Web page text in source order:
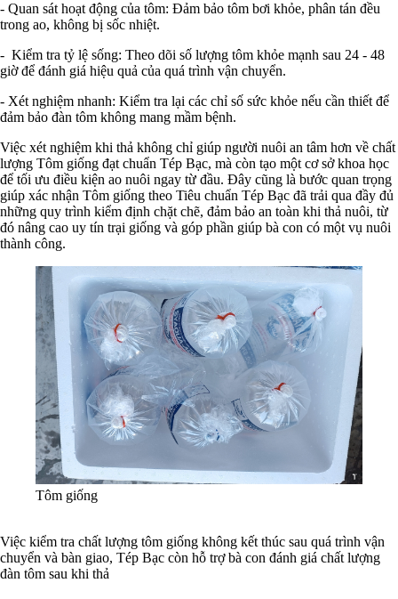
- Quan sát hoạt động của tôm: Đảm bảo tôm bơi khỏe, phân tán đều
trong ao, không bị sốc nhiệt.
- Kiểm tra tỷ lệ sống: Theo dõi số lượng tôm khỏe mạnh sau 24 - 48
giờ để đánh giá hiệu quả của quá trình vận chuyển.
- Xét nghiệm nhanh: Kiểm tra lại các chỉ số sức khỏe nếu cần thiết để
đảm bảo đàn tôm không mang mầm bệnh.
Việc xét nghiệm khi thả không chỉ giúp người nuôi an tâm hơn về chất
lượng Tôm giống đạt chuẩn Tép Bạc, mà còn tạo một cơ sở khoa học
để tối ưu điều kiện ao nuôi ngay từ đầu. Đây cũng là bước quan trọng
giúp xác nhận Tôm giống theo Tiêu chuẩn Tép Bạc đã trải qua đầy đủ
những quy trình kiểm định chặt chẽ, đảm bảo an toàn khi thả nuôi, từ
đó nâng cao uy tín trại giống và góp phần giúp bà con có một vụ nuôi
thành công.
Tôm giống
Việc kiểm tra chất lượng tôm giống không kết thúc sau quá trình vận
chuyển và bàn giao, Tép Bạc còn hỗ trợ bà con đánh giá chất lượng
đàn tôm sau khi thả